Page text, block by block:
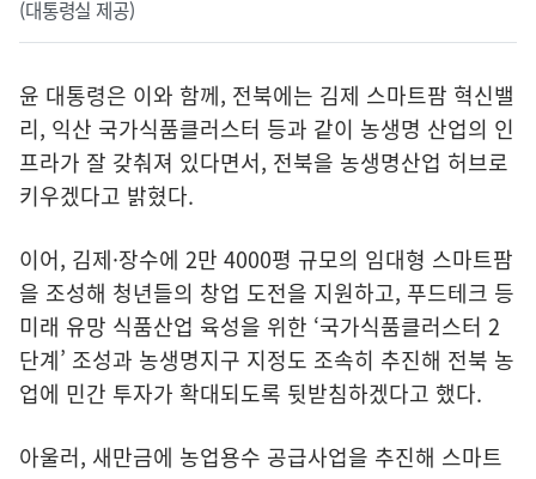
(대통령실 제공)
윤 대통령은 이와 함께, 전북에는 김제 스마트팜 혁신밸
리, 익산 국가식품클러스터 등과 같이 농생명 산업의 인
프라가 잘 갖춰져 있다면서, 전북을 농생명산업 허브로
키우겠다고 밝혔다.
이어, 김제·장수에 2만 4000평 규모의 임대형 스마트팜
을 조성해 청년들의 창업 도전을 지원하고, 푸드테크 등
미래 유망 식품산업 육성을 위한 ‘국가식품클러스터 2
단계’ 조성과 농생명지구 지정도 조속히 추진해 전북 농
업에 민간 투자가 확대되도록 뒷받침하겠다고 했다.
아울러, 새만금에 농업용수 공급사업을 추진해 스마트